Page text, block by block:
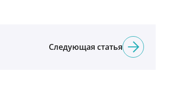
Следующая статья